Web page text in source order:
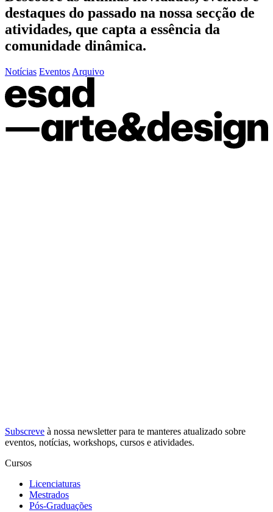
destaques do passado na nossa secção de
atividades, que capta a essência da
comunidade dinâmica.
Notícias Eventos Arquivo
Subscreve à nossa newsletterpara te manteres atualizado sobre
eventos, notícias, workshops, cursos e atividades.
Cursos
Licenciaturas
Mestrados
Pós-Graduações